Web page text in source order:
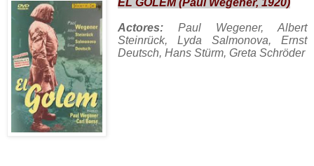
Actores: Paul Wegener, Albert
Steinrück, Lyda Salmonova, Ernst
Deutsch, Hans Stürm, Greta Schröder